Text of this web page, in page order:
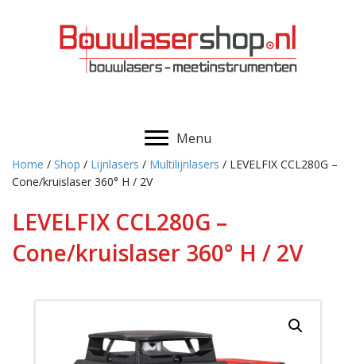
Menu
Home / Shop / Lijnlasers / Multilijnlasers / LEVELFIX CCL280G –
Cone/kruislaser 360° H / 2V
LEVELFIX CCL280G –
Cone/kruislaser 360° H / 2V